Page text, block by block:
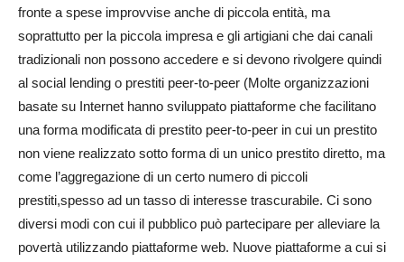
fronte a spese improvvise anche di piccola entità, ma
soprattutto per la piccola impresa e gli artigiani che dai canali
tradizionali non possono accedere e si devono rivolgere quindi
al social lending o prestiti peer-to-peer (Molte organizzazioni
basate su Internet hanno sviluppato piattaforme che facilitano
una forma modificata di prestito peer-to-peer in cui un prestito
non viene realizzato sotto forma di un unico prestito diretto, ma
come l’aggregazione di un certo numero di piccoli
prestiti,spesso ad un tasso di interesse trascurabile. Ci sono
diversi modi con cui il pubblico può partecipare per alleviare la
povertà utilizzando piattaforme web. Nuove piattaforme a cui si